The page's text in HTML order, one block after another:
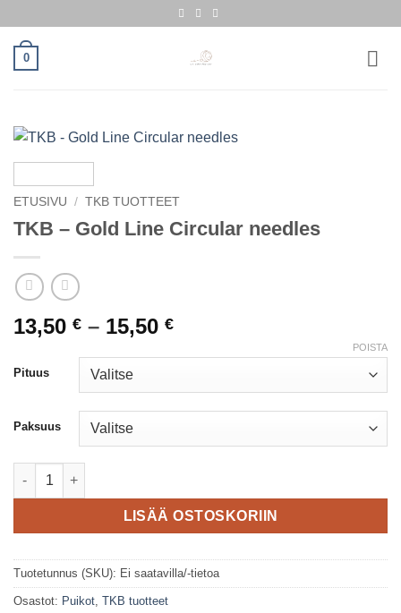
content
0
ETUSIVU / TKB TUOTTEET
TKB – Gold Line Circular needles
13,50 € – 15,50 €Hintaluokka:
15,50 €
Pituus
Paksuus
POISTA
TKB - Gold Line Circular needles määrä
LISÄÄ OSTOSKORIIN
Tuotetunnus (SKU): Ei saatavilla/-tietoa
Osastot: Puikot TKB tuotteet